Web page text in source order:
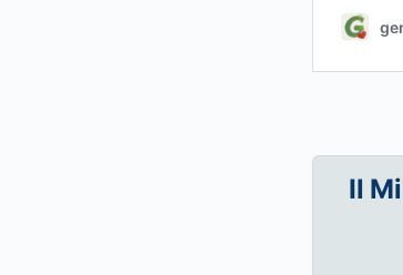
Il